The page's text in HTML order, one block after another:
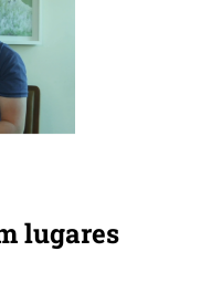
lugares